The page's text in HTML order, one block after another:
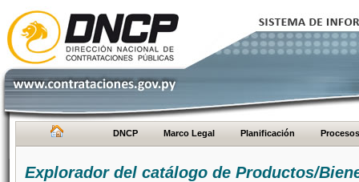
DNCP Marco Legal Planificación Procesos
Explorador del catálogo de Productos/